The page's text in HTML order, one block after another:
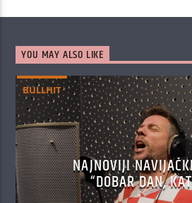
YOU MAY ALSO LIKE
BULLHIT
NAJNOVIJI
“DOBAR DAN,